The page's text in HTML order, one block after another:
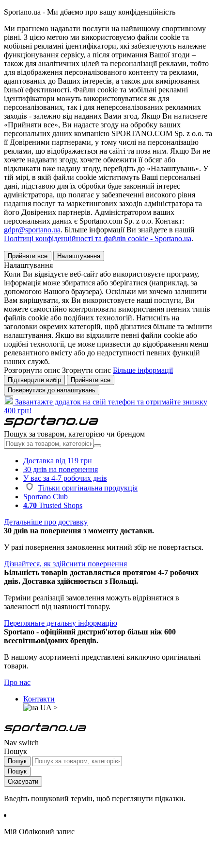
Sportano.ua - Ми дбаємо про вашу конфіденційність
Ми прагнемо надавати послуги на найвищому спортивному
рівні. З цією метою ми використовуємо файли cookie та
мобільні рекламні ідентифікатори, які забезпечують належне
функціонування сервісу, а після отримання Вашої згоди –
також для аналітичних цілей та персоналізації реклами, тобто
для відображення персоналізованого контенту та реклами,
адаптованих до Ваших інтересів, а також для вимірювання
їхньої ефективності. Файли cookie та мобільні рекламні
ідентифікатори можуть використовуватися як для
персоналізованих, так і для неперсоналізованих рекламних
заходів - залежно від наданих Вами згод. Якщо Ви натиснете
«Прийняти все», Ви надасте згоду на обробку ваших
персональних даних компанією SPORTANO.COM Sp. z o.o. та
її Довіреними партнерами, у тому числі на персоналізацію
реклами, що відображається на сайті та поза ним. Якщо Ви не
хочете надавати згоду, хочете обмежити її обсяг або
відкликати вже надану згоду, перейдіть до «Налаштувань». У
тій мірі, в якій файли cookie міститимуть Ваші персональні
дані, підставою для їх обробки буде законний інтерес
адміністратора, що полягає у забезпеченні високого рівня
надання послуг та маркетингових заходів адміністратора та
його Довірених партнерів. Адміністратором ваших
персональних даних є Sportano.com Sp. z o.o. Контакт:
gdpr@sportano.ua. Більше інформації Ви знайдете в нашій
Політиці конфіденційності та файлів cookie - Sportano.ua.
Прийняти все Налаштування
Налаштування
Коли Ви відвідуєте веб-сайт або використовуєте програму,
інформація може збиратися або зберігатися (наприклад, за
допомогою Вашого браузера). Оскільки ми хочемо залишити
Вам вирішувати, як Ви використовуєте наші послуги, Ви
можете самостійно контролювати використання певних типів
файлів cookie або подібних технологій. Натисніть на
заголовки окремих категорій, щоб дізнатися більше та змінити
налаштування. Якщо ви відхилите певні файли cookie або
подібні технології, це може призвести до відображення менш
релевантного вмісту або до недоступності певних функцій
наших служб.
Розгорнути опис Згорнути опис Більше інформації
Підтвердити вибір
Прийняти все
Повернутися до налаштувань
Завантажте додаток на свій телефон та отримайте знижку
400 грн!
Пошук за товаром, категорією чи брендом
Доставка від 119 грн
30 днів на повернення
У вас за 4-7 робочих днів
Тільки оригінальна продукція
Sportano Club
4.70 Trusted Shops
Детальніше про доставку
30 днів на повернення з моменту доставки.
У разі повернення замовлення митний збір не повертається.
Дізнайтеся, як здійснити повернення
Більшість товарів доставляється протягом 4-7 робочих
днів. Доставка здійснюється з Польщі.
Терміни реалізації замовлення можуть відрізнятися в
залежності від наявності товару.
Перегляньте детальну інформацію
Sportano - офіційний дистриб'ютор більш ніж 600
всесвітньовідомих брендів.
В нашому асортименті представлені виключно оригінальні
товари.
Про нас
Контакти
UA >
Nav switch
Пошук
Пошук
Пошук
Скасувати
Введіть пошуковий термін, щоб переглянути підказки.
Мій Обліковий запис